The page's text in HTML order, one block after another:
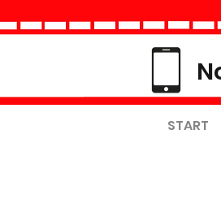
START